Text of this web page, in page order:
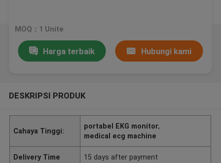
MOQ：1 Unite
Harga terbaik Hubungi kami
DESKRIPSI PRODUK
Cahaya Tinggi:
portabel EKG monitor,
medical ecg machine
Delivery Time 15 days after payment